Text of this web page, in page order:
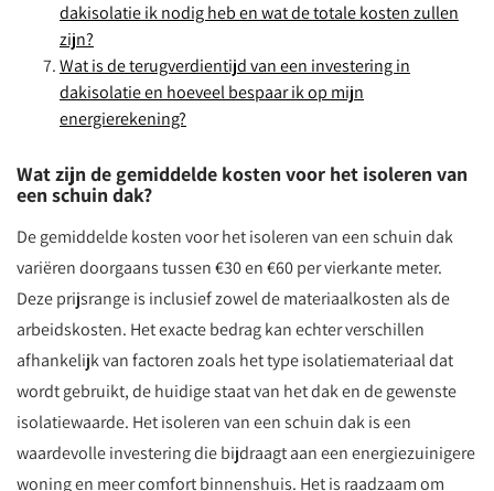
dakisolatie ik nodig heb en wat de totale kosten zullen
zijn?
Wat is de terugverdientijd van een investering in
dakisolatie en hoeveel bespaar ik op mijn
energierekening?
Wat zijn de gemiddelde kosten voor het isoleren van
een schuin dak?
De gemiddelde kosten voor het isoleren van een schuin dak
variëren doorgaans tussen €30 en €60 per vierkante meter.
Deze prijsrange is inclusief zowel de materiaalkosten als de
arbeidskosten. Het exacte bedrag kan echter verschillen
afhankelijk van factoren zoals het type isolatiemateriaal dat
wordt gebruikt, de huidige staat van het dak en de gewenste
isolatiewaarde. Het isoleren van een schuin dak is een
waardevolle investering die bijdraagt aan een energiezuinigere
woning en meer comfort binnenshuis. Het is raadzaam om